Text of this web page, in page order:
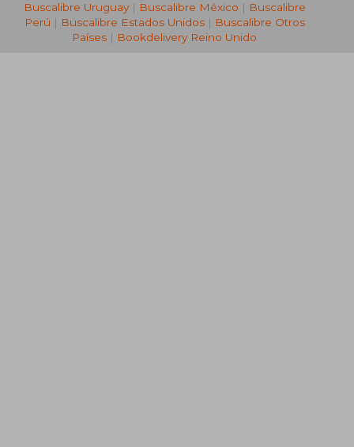
Buscalibre Uruguay| Buscalibre México | Buscalibre
Perú | Buscalibre Estados Unidos| Buscalibre Otros
Países | Bookdelivery Reino Unido